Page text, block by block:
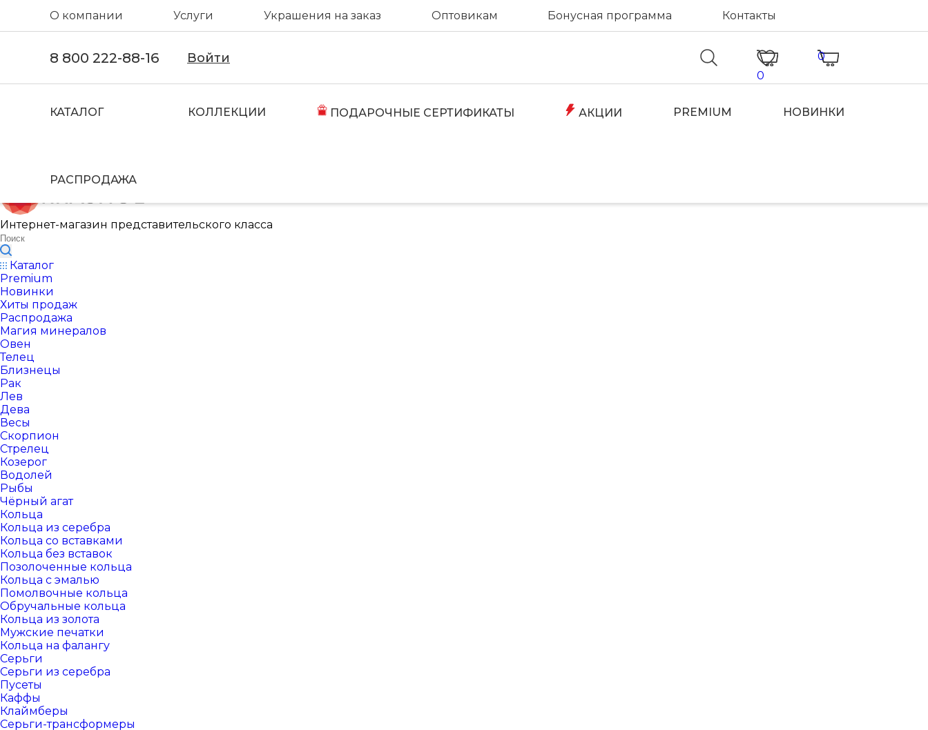
О компании Услуги Украшения на заказ Оптовикам Бонусная программа Контакты
8 800 222-88-16 Войти
0
0
КАТАЛОГ КОЛЛЕКЦИИ ПОДАРОЧНЫЕ СЕРТИФИКАТЫ АКЦИИ PREMIUM НОВИНКИ
РАСПРОДАЖА
Интернет-магазин представительского класса
Каталог
Premium
Новинки
Хиты продаж
Распродажа
Магия минералов
Овен
Телец
Близнецы
Рак
Лев
Дева
Весы
Скорпион
Стрелец
Козерог
Водолей
Рыбы
Чёрный агат
Кольца
Кольца из серебра
Кольца со вставками
Кольца без вставок
Позолоченные кольца
Кольца с эмалью
Помолвочные кольца
Обручальные кольца
Кольца из золота
Мужские печатки
Кольца на фалангу
Серьги
Серьги из серебра
Пусеты
Каффы
Клаймберы
Серьги-трансформеры